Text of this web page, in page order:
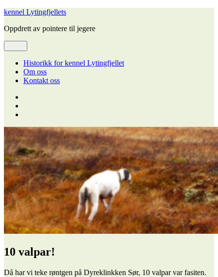
Gå
innhold
kennel Lytingfjellets
Oppdrett av pointere til jegere
Historikk for kennel Lytingfjellet
Om oss
Kontakt oss
10 valpar!
Då har vi teke røntgen på Dyreklinkken Sør, 10 valpar var fasiten.